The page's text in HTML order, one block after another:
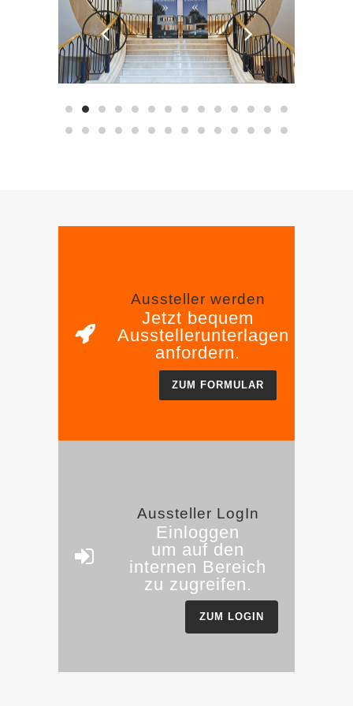
Aussteller werden
Jetzt bequem
Ausstellerunterlagen
anfordern.
ZUM FORMULAR
Aussteller LogIn
Einloggen
um auf den
internen Bereich
zu zugreifen.
ZUM LOGIN